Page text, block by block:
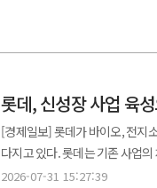
롯데, 신성장 사업 육
[경제일보] 롯데가 바이오, 전지
다지고 있다. 롯데는 기존 사업
가시적 성과가 잇따르고 있다.
2026-07-31 15:27:39